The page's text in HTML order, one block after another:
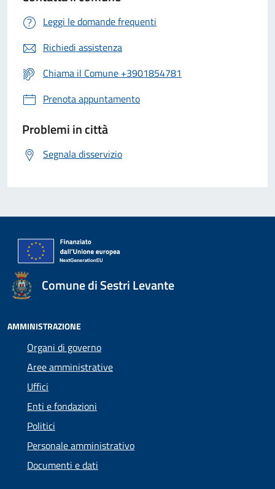
Leggi le domande frequenti
Richiedi assistenza
Chiama il Comune +3901854781
Prenota appuntamento
Problemi in città
Segnala disservizio
Comune di Sestri Levante
AMMINISTRAZIONE
Organi di governo
Aree amministrative
Uffici
Enti e fondazioni
Politici
Personale amministrativo
Documenti e dati